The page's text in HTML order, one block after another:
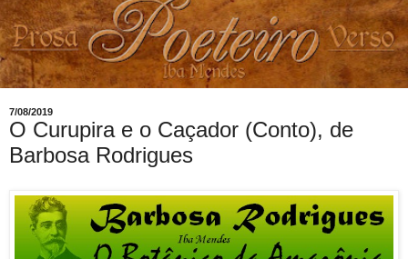
7/08/2019
O Curupira e o Caçador (Conto), de
Barbosa Rodrigues